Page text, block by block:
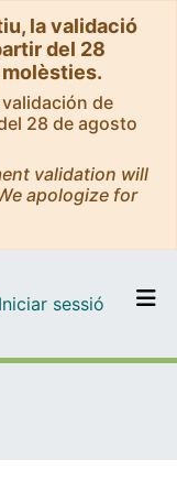
la validació
del 28
de
28 de agosto
validation will
apologize for
tot el DD
Iniciar sessió (current)